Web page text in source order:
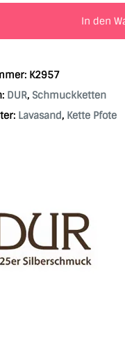
In den
K2957
DUR, Schmuckketten
Lavasand, Kette Pfote